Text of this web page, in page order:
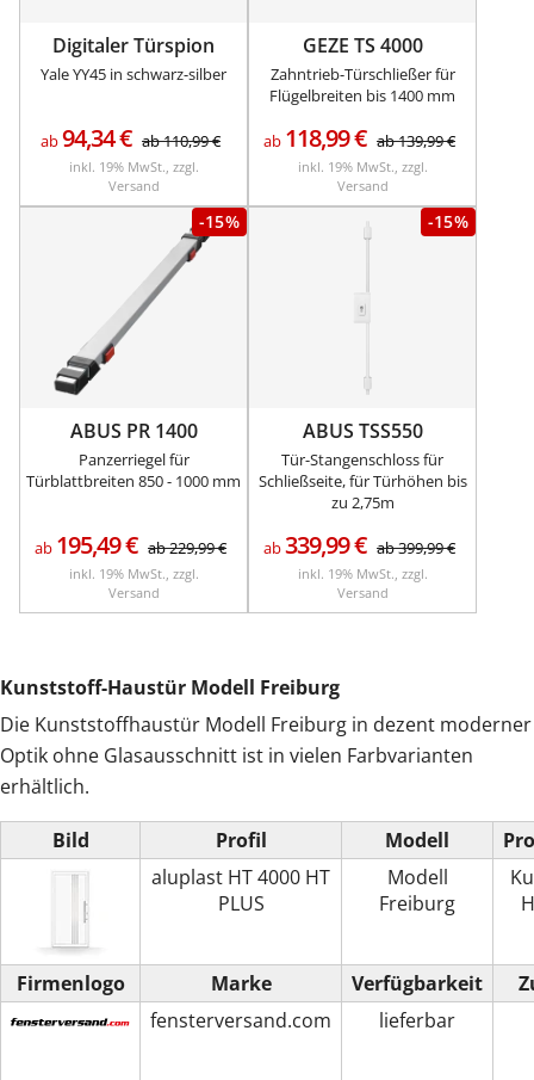
Digitaler Türspion
Yale YY45 in schwarz-silber
ab94,34€ ab110,99€
inkl. 19% MwSt., zzgl.
Versand
GEZE TS 4000
Zahntrieb-Türschließer für
Flügelbreiten bis 1400 mm
ab 118,99€ ab139,99€
inkl. 19% MwSt., zzgl.
Versand
-15%
ABUS PR 1400
Panzerriegel für
Türblattbreiten 850 - 1000 mm
ab 195,49€ ab229,99€
inkl. 19% MwSt., zzgl.
Versand
-15%
ABUS TSS550
Tür-Stangenschloss für
Schließseite, für Türhöhen bis
zu 2,75m
ab339,99€ ab399,99€
inkl. 19% MwSt., zzgl.
Versand
Kunststoff-Haustür Modell Freiburg
Die Kunststoffhaustür Modell Freiburg in dezent moderner
Optik ohne Glasausschnitt ist in vielen Farbvarianten
erhältlich.
Bild
Profil
aluplast HT 4000 HT
PLUS
Modell
Modell
Freiburg
Firmenlogo
Marke
fensterversand.com
Verfügbarkeit
lieferbar